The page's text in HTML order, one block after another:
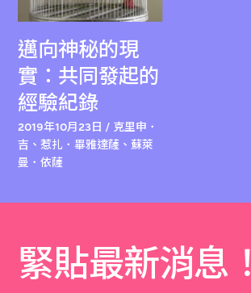
邁向神秘的現
實：共同發起的
經驗紀錄
2019年10月23日 / 克里申．
吉、惹扎．畢雅達薩、蘇萊
曼．依薩
緊貼最新消息！